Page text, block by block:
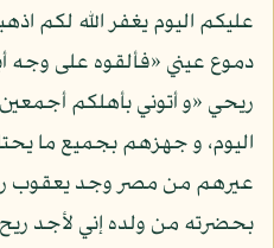
عليكم اليوم يغفر الله لكم
دموع عيني «فألقوه على وجه
ريحي «و أتوني بأهلكم
اليوم، و جهزهم بجميع ما
عيرهم من مصر وجد يعقوب
بحضرته من ولده إني لأجد